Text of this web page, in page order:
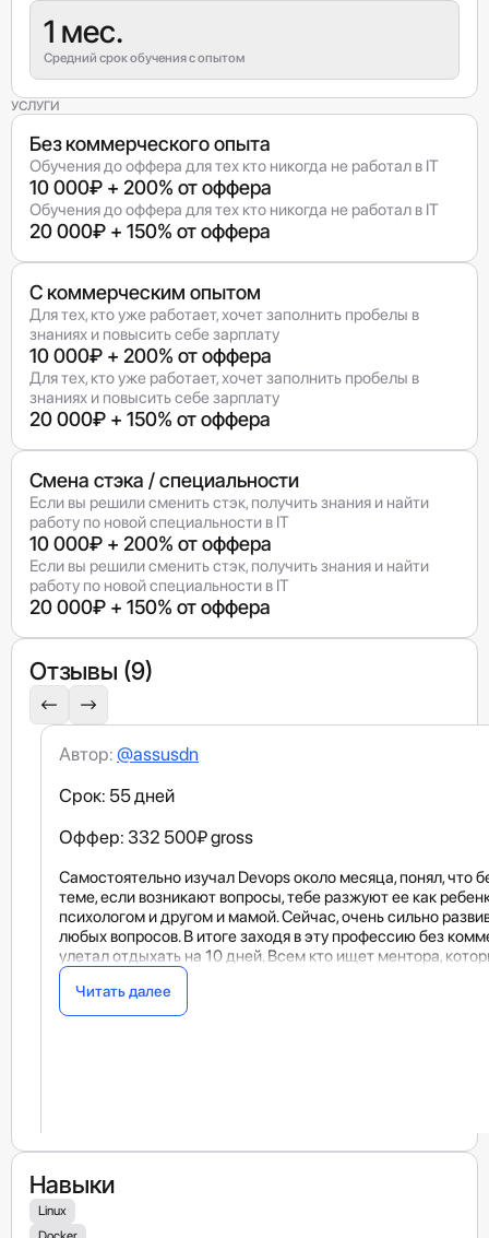
1 мес.
Средний срок обучения с опытом
УСЛУГИ
Без коммерческого опыта
Обучения до оффера для тех кто никогда не работал в IT
10 000₽ + 200% от оффера
Обучения до оффера для тех кто никогда не работал в IT
20 000₽ + 150% от оффера
С коммерческим опытом
Для тех, кто уже работает, хочет заполнить пробелы в
знаниях и повысить себе зарплату
10 000₽ + 200% от оффера
Для тех, кто уже работает, хочет заполнить пробелы в
знаниях и повысить себе зарплату
20 000₽ + 150% от оффера
Смена стэка / специальности
Если вы решили сменить стэк, получить знания и найти
работу по новой специальности в IT
10 000₽ + 200% от оффера
Если вы решили сменить стэк, получить знания и найти
работу по новой специальности в IT
20 000₽ + 150% от оффера
Отзывы (9)
Автор: @assusdn
Срок: 55 дней
Оффер: 332 500₽ gross
Самостоятельно изучал Devops около месяца, понял, что
теме, если возникают вопросы, тебе разжуют ее как
психологом и другом и мамой. Сейчас, очень сильно
любых вопросов. В итоге заходя в эту профессию без
улетал отдыхать на 10 дней. Всем кто ищет ментора,
Читать далее
Навыки
Linux